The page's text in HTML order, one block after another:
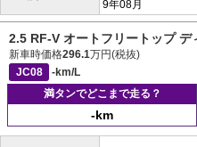
9年08月
2.5 RF-V オートフリートップ デ
新車時価格296.1万円(税抜)
JC08
-km/L
満タンでどこまで走る？
-km